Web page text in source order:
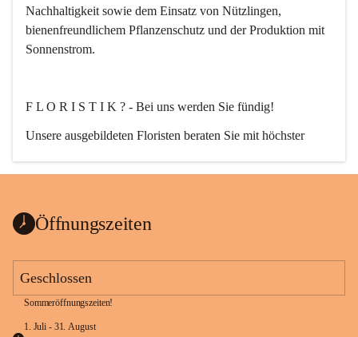
Nachhaltigkeit sowie dem Einsatz von Nützlingen,
bienenfreundlichem Pflanzenschutz und der Produktion mit
Sonnenstrom.
F L O R I S T I K ? - Bei uns werden Sie fündig!
Unsere ausgebildeten Floristen beraten Sie mit höchster
oder auch Trauerfloristik. Nach Ihren wünschen planen,
Anlass.
G A R T E N G E S T A L T U N G ganz nach Ihrem Stil.
Öffnungszeiten
Geschlossen
Sommeröffnungszeiten!
1. Juli - 31. August